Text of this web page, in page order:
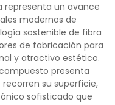
representa un avance
modernos de
sostenible de fibra
de fabricación para
y atractivo estético.
presenta
su superficie,
sofisticado que